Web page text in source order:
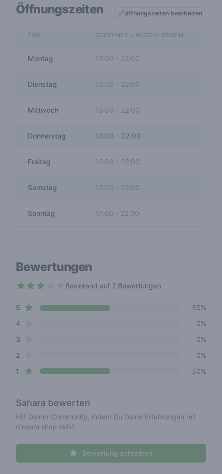
Öffnungszeiten öffnungszeiten bearbeiten
TAG GEÖFFNET - GESCHLOSSEN
Montag 13:00 - 22:00
Dienstag 13:00 22:00
Mittwoch 13:00 - 22:00
Donnerstag 13:00 - 22:00
Freitag 13:00 - 22:00
Samstag 13:00 22:00
Sonntag 17:00 - 22:00
Bewertungen
Basierend auf 2 Bewertungen
Review data
5 star reviews
50%
4star reviews
0%
3
0%
2
0%
1 star reviews 50%
Sahara bewerten
Hilf Deiner Community, indem Du Deine Erfahrungen mit
diesem shop teilst.
Bewertung schreiben